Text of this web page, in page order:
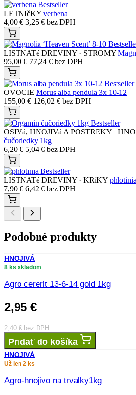
Bestseller
LETNIčKY verbena
4,00 € 3,25 € bez DPH
LISTNATé DREVINY · STROMY
95,00 € 77,24 € bez DPH
Bestseller
OVOCIE Morus alba pendula 3x 10-12
155,00 € 126,02 € bez DPH
Bestseller
OSIVá, HNOJIVá A POSTREKY ·
čučoriedky 1kg
6,20 € 5,04 € bez DPH
Bestseller
LISTNATé DREVINY · KRíKY phlotinia
7,90 € 6,42 € bez DPH
Podobné produkty
HNOJIVÁ
8 ks skladom
Agro cererit 13-6-14 gold 1kg
2,95 €
2,40 € bez DPH
Pridať do košíka
HNOJIVÁ
Už len 2 ks
Agro-hnojivo na trvalky1kg